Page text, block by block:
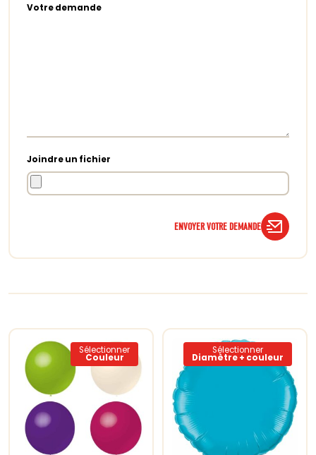
Votre demande
Joindre un fichier
ENVOYER VOTRE DEMANDE
Sélectionner
Couleur
Sélectionner
Diamètre + couleur
Ce